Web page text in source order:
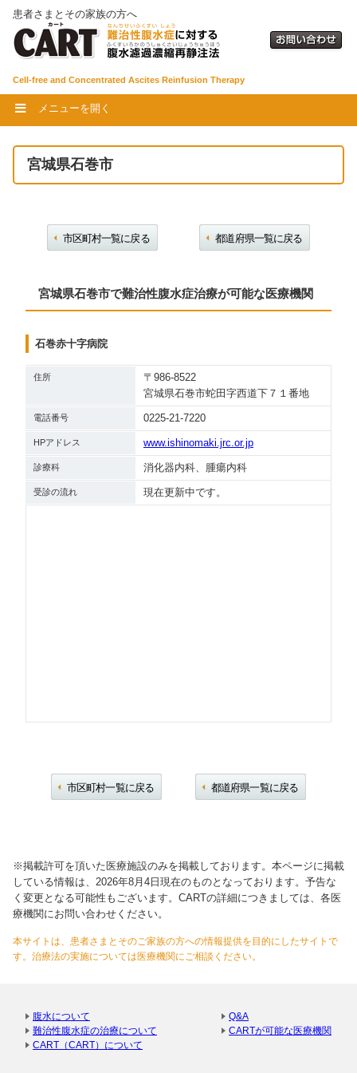
患者さまとその家族の方へ
Cell-free and Concentrated Ascites Reinfusion Therapy
メニューを開く
宮城県石巻市
市区町村一覧に戻る 都道府県一覧に戻る
宮城県石巻市で難治性腹水症治療が可能な医療機関
石巻赤十字病院
住所
〒986-8522
宮城県石巻市蛇田字西道下７１番地
電話番号 0225-21-7220
HPアドレス www.ishinomaki.jrc.or.jp
診療科 消化器内科、腫瘍内科
受診の流れ 現在更新中です。
市区町村一覧に戻る 都道府県一覧に戻る
※掲載許可を頂いた医療施設のみを掲載しております。本ページに掲載
している情報は、2026年8月4日現在のものとなっております。予告な
く変更となる可能性もございます。CARTの詳細につきましては、各医
療機関にお問い合わせください。
本サイトは、患者さまとそのご家族の方への情報提供を目的にしたサイトで
す。治療法の実施については医療機関にご相談ください。
腹水について
難治性腹水症の治療について
CART（CART）について
Q&A
CARTが可能な医療機関